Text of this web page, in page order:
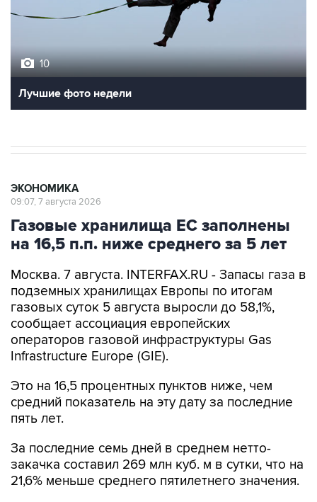
10
Лучшие фото недели
ЭКОНОМИКА
09:07, 7 августа 2026
Газовые хранилища ЕС заполнены
на 16,5 п.п. ниже среднего за 5 лет
Москва. 7 августа. INTERFAX.RU - Запасы газа в
подземных хранилищах Европы по итогам
газовых суток 5 августа выросли до 58,1%,
сообщает ассоциация европейских
операторов газовой инфраструктуры Gas
Infrastructure Europe (GIE).
Это на 16,5 процентных пунктов ниже, чем
средний показатель на эту дату за последние
пять лет.
За последние семь дней в среднем нетто-
закачка составил 269 млн куб. м в сутки, что на
21,6% меньше среднего пятилетнего значения.